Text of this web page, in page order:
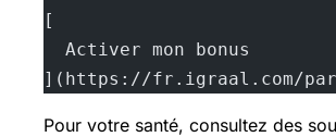
[
  Activer mon bonus
](https://fr.igraal.com/
Pour votre santé, consultez des